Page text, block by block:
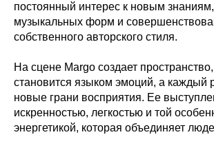
постоянный интерес к новым
музыкальных форм и
собственного авторского стиля.
На сцене Margo создает
становится языком эмоций, а каждый
новые грани восприятия. Ее
искренностью, легкостью и той
энергетикой, которая объединяет